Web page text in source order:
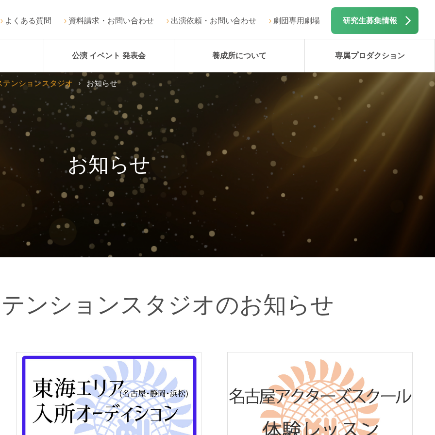
よくある質問 資料請求・お問い合わせ 出演依頼・お問い合わせ 劇団専用劇場 研究生募集情報
公演 イベント 発表会 養成所について 専属プロダクション
お知らせ
テンションスタジオ お知らせ
ンションスタジオのお知らせ